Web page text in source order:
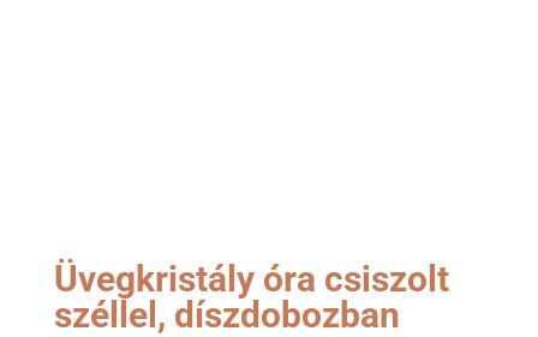
Üvegkristály óra csiszolt
széllel, díszdobozban